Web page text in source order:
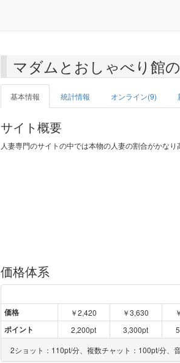
マダムとおしゃべり館
基本情報 統計情報 オンライン(9)
サイト概要
人妻専門のサイトの中では本物の人妻の割合がかなり
価格体系
価格 ￥2,420 ￥3,630
ポイント 2,200pt 3,300pt
2ショット：110pt/分、複数チャット：100pt/分、